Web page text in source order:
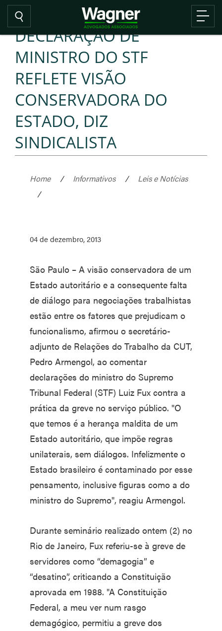
DECLARAÇÃO DE
MINISTRO DO STF
REFLETE VISÃO
CONSERVADORA DO
ESTADO, DIZ
SINDICALISTA
Home / Informativos /
Leis e Notícias
/
04 de dezembro, 2013
São Paulo – A visão conservadora de um
Estado autoritário e a consequente falta
de diálogo para negociações trabalhistas
estão entre os fatores que prejudicam o
funcionalismo, afirmou o secretário-
adjunto de Relações do Trabalho da CUT,
Pedro Armengol, ao comentar
declarações do ministro do Supremo
Tribunal Federal (STF) Luiz Fux contra a
prática da greve no serviço público. "O
que temos é a herança maldita de um
Estado autoritário, que impõe regras
unilaterais, sem diálogos. Infelizmente o
Estado brasileiro é contaminado por esse
pensamento, inclusive figuras como a do
ministro do Supremo", reagiu Armengol.
Durante seminário realizado ontem (2) no
Rio de Janeiro, Fux referiu-se à greve de
servidores como “demagogia” e
“desatino”, criticando a Constituição
aprovada em 1988. "A Constituição
Federal, a meu ver num rasgo
demagógico, permitiu a greve dos